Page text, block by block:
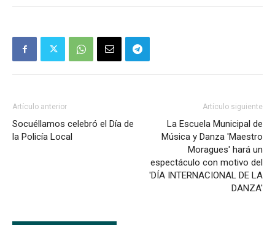
Artículo anterior
Socuéllamos celebró el Día de
la Policía Local
Artículo siguiente
La Escuela Municipal de
Música y Danza 'Maestro
Moragues' hará un
espectáculo con motivo del
'DÍA INTERNACIONAL DE LA
DANZA'